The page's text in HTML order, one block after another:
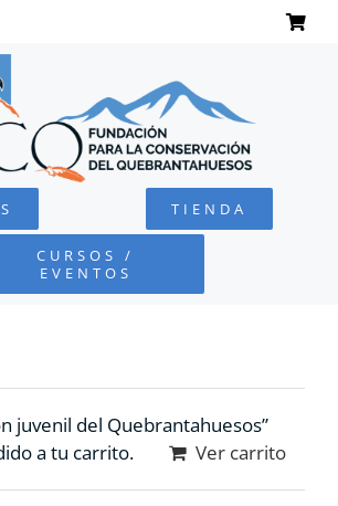
COLABORA
TIENDA
CURSOS /
EVENTOS
juvenil del Quebrantahuesos”
a tu carrito.
Ver carrito